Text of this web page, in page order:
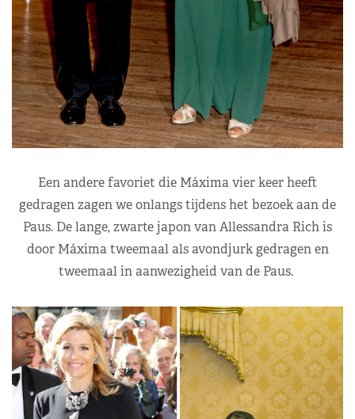
Een andere favoriet die Máxima vier keer heeft
gedragen zagen we onlangs tijdens het bezoek aan de
Paus. De lange, zwarte japon van Allessandra Rich is
door Máxima tweemaal als avondjurk gedragen en
tweemaal in aanwezigheid van de Paus.